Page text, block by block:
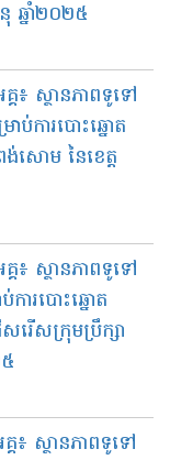
ឆ្នាំ២០២៥
៖ ស្ថានភាពទូទៅ
ប់ការបោះឆ្នោត
សោម នៃខេត្ត
៖ ស្ថានភាពទូទៅ
ការបោះឆ្នោត
រើសក្រុមប្រឹក្សា
៖ ស្ថានភាពទូទៅ